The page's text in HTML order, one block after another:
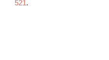
521.